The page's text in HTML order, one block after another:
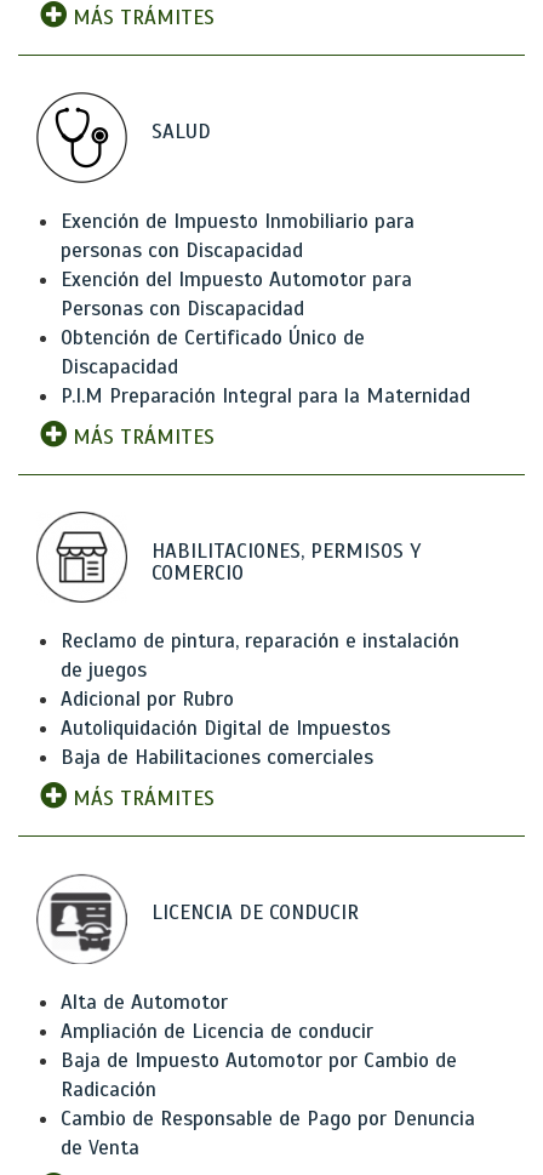
MÁS TRÁMITES
SALUD
Exención de Impuesto Inmobiliario para
personas con Discapacidad
Exención del Impuesto Automotor para
Personas con Discapacidad
Obtención de Certificado Único de
Discapacidad
P.I.M Preparación Integral para la Maternidad
MÁS TRÁMITES
HABILITACIONES, PERMISOS Y
COMERCIO
Reclamo de pintura, reparación e instalación
de juegos
Adicional por Rubro
Autoliquidación Digital de Impuestos
Baja de Habilitaciones comerciales
MÁS TRÁMITES
LICENCIA DE CONDUCIR
Alta de Automotor
Ampliación de Licencia de conducir
Baja de Impuesto Automotor por Cambio de
Radicación
Cambio de Responsable de Pago por Denuncia
de Venta